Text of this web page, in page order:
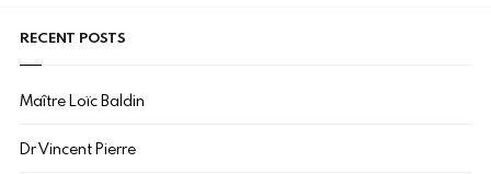
RECENT POSTS
Maître Loïc Baldin
Dr Vincent Pierre